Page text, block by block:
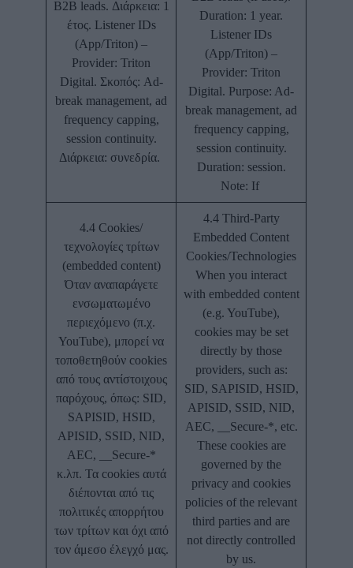
B2B leads. Διάρκεια: 1
έτος. Listener IDs
(App/Triton) –
Provider: Triton
Digital. Σκοπός: Ad-
break management, ad
frequency capping,
session continuity.
Διάρκεια: συνεδρία.
Duration: 1 year.
Listener IDs
(App/Triton) –
Provider: Triton
Digital. Purpose: Ad-
break management, ad
frequency capping,
session continuity.
Duration: session.
Note: If
4.4 Cookies/
τεχνολογίες τρίτων
(embedded content)
Όταν αναπαράγετε
ενσωματωμένο
περιεχόμενο (π.χ.
YouTube), μπορεί να
τοποθετηθούν cookies
από τους αντίστοιχους
παρόχους, όπως: SID,
SAPISID, HSID,
APISID, SSID, NID,
AEC, __Secure-*
κ.λπ. Τα cookies αυτά
διέπονται από τις
πολιτικές απορρήτου
των τρίτων και όχι από
τον άμεσο έλεγχό μας.
4.4 Third-Party
Embedded Content
Cookies/Technologies
When you interact
with embedded content
(e.g. YouTube),
cookies may be set
directly by those
providers, such as:
SID, SAPISID, HSID,
APISID, SSID, NID,
AEC, __Secure-*, etc.
These cookies are
governed by the
privacy and cookies
policies of the relevant
third parties and are
not directly controlled
by us.